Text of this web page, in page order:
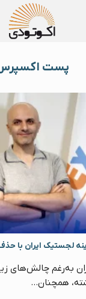
پست
به‌رغم چالش‌های
همچنان...